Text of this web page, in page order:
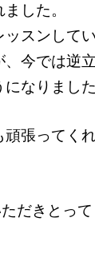
した。
ッスンして
、今では逆
なりました
頑張ってく
だきとっ